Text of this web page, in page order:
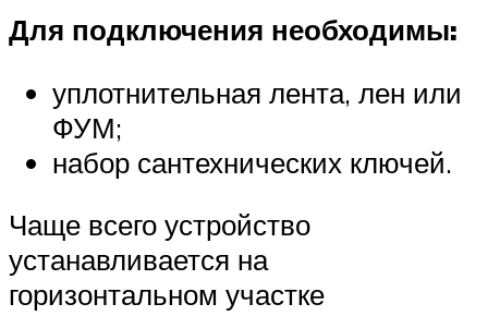
Для подключения необходимы:
уплотнительная лента, лен или
ФУМ;
набор сантехнических ключей.
Чаще всего устройство
устанавливается на
горизонтальном участке